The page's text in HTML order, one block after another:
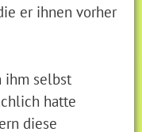
er ihnen vorher
ihm selbst
hatte
diese